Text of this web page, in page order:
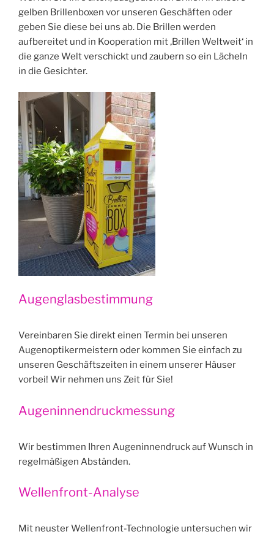
gelben Brillenboxen vor unseren Geschäften oder
geben Sie diese bei uns ab. Die Brillen werden
aufbereitet und in Kooperation mit ‚Brillen Weltweit‘ in
die ganze Welt verschickt und zaubern so ein Lächeln
in die Gesichter.
Augenglasbestimmung
Vereinbaren Sie direkt einen Termin bei unseren
Augenoptikermeistern oder kommen Sie einfach zu
unseren Geschäftszeiten in einem unserer Häuser
vorbei! Wir nehmen uns Zeit für Sie!
Augeninnendruckmessung
Wir bestimmen Ihren Augeninnendruck auf Wunsch in
regelmäßigen Abständen.
Wellenfront-Analyse
Mit neuster Wellenfront-Technologie untersuchen wir